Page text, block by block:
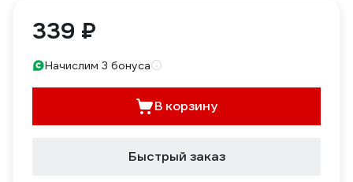
339 ₽
Начислим 3 бонуса
В корзину
Быстрый заказ